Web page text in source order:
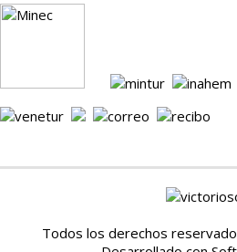
Todos los derechos